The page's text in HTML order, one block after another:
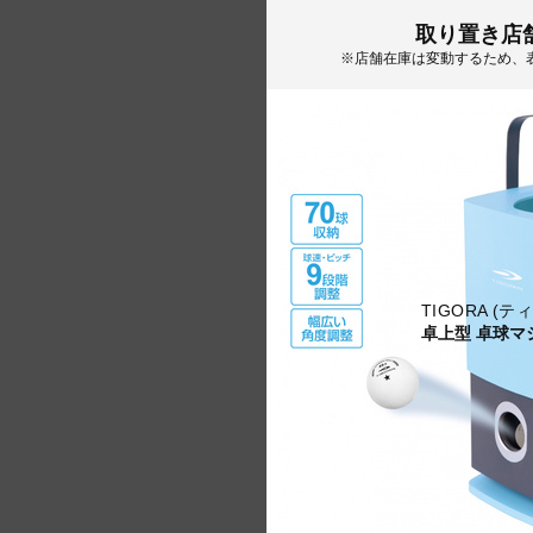
取り置き店
※店舗在庫は変動するため、
TIGORA (テ
卓上型 卓球マ